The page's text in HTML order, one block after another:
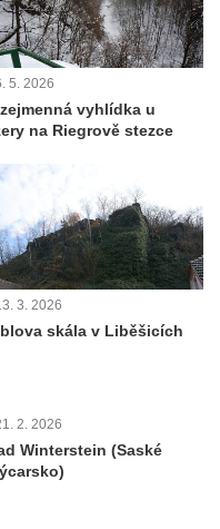
5. 2026
vyhlídka u
na Riegrově stezce
3. 2026
skála v Liběšicích
2. 2026
Winterstein (Saské